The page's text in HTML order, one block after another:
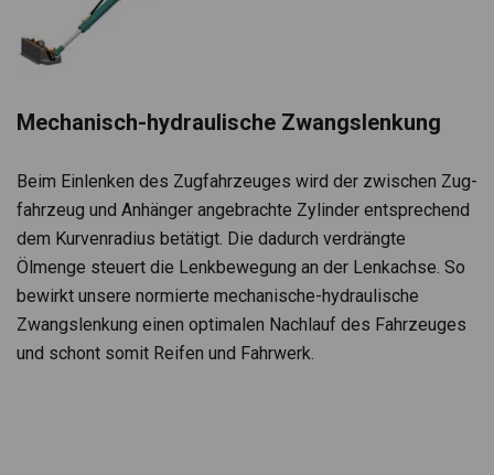
Mecha­nisch-hydrau­li­sche Zwangs­len­kung
Beim Ein­len­ken des Zug­fahr­zeu­ges wird der zwi­schen Zug­
fahr­zeug und Anhän­ger ange­brachte Zylin­der ent­spre­chend
dem Kur­ven­ra­dius betä­tigt. Die dadurch ver­drängte
Ölmenge steu­ert die Lenk­be­we­gung an der Lenk­achse. So
bewirkt unsere nor­mierte mecha­ni­sche-hydrau­li­sche
Zwangs­len­kung einen opti­ma­len Nach­lauf des Fahr­zeu­ges
und schont somit Rei­fen und Fahr­werk.